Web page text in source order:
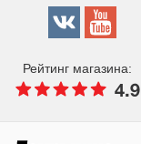
Рейтинг магазина:
4.9